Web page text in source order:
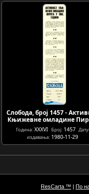
Слобода, број 1457 -
Књижевне омладине
Година:XXXVI Број: 1457
издавања: 1980-11-29
ResCarta ™ | По